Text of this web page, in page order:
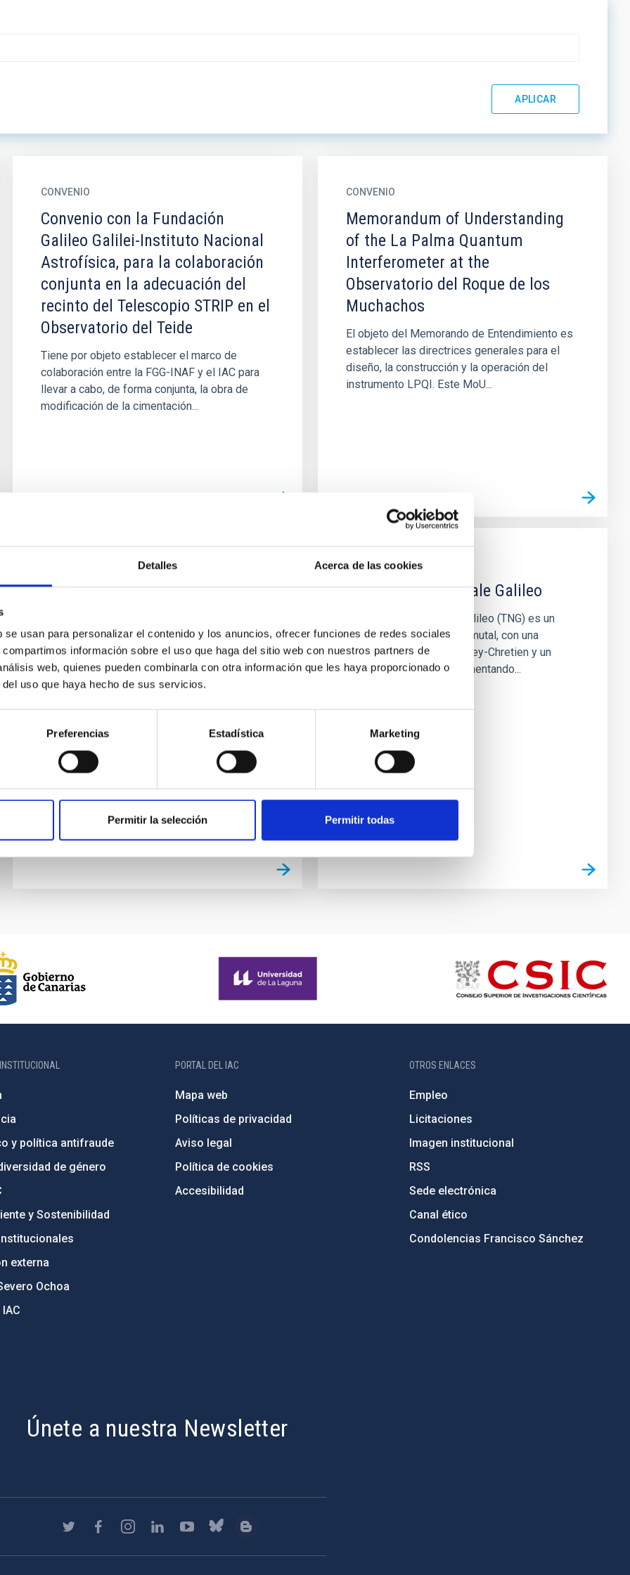
Detalles Acerca de las cookies
usan para personalizar el contenido y los anuncios, ofrecer funciones de redes sociales
información sobre el uso que haga del sitio web con nuestros partners de
web, quienes pueden combinarla con otra información que les haya proporcionado o
uso que haya hecho de sus servicios.
Preferencias Estadística Marketing
Permitir la selección Permitir todas
CONVENIO
Convenio con la Fundación
Galileo Galilei-Instituto Nacional
Astrofísica, para la colaboración
conjunta en la adecuación del
recinto del Telescopio STRIP en el
Observatorio del Teide
Tiene por objeto establecer el marco de
colaboración entre la FGG-INAF y el IAC para
llevar a cabo, de forma conjunta, la obra de
modificación de la cimentación...
CONVENIO
Memorandum of Understanding
of the La Palma Quantum
Interferometer at the
Observatorio del Roque de los
Muchachos
El objeto del Memorando de Entendimiento es
establecer las directrices generales para el
diseño, la construcción y la operación del
instrumento LPQI. Este MoU...
RRLyr and Cepheid stars 2022
The purpose of the series is to bring together
the specialists of stellar pulsations in the
classical instability strip (i.e., variables like δ
Scuti, SX Phe...
INSTALACIÓN
Telescopio Nazionale Galileo
El Telescopio Nacional Galileo (TNG) es un
telescopio de 3,6m altacimutal, con una
configuración óptica Ritchey-Chretien y un
espejo terciario plano alimentando...
y política antifraude
de género
y Sostenibilidad
externa
Ochoa
PORTAL DEL IAC
Mapa web
Políticas de privacidad
Aviso legal
Política de cookies
Accesibilidad
OTROS ENLACES
Empleo
Licitaciones
Imagen institucional
RSS
Sede electrónica
Canal ético
Condolencias Francisco Sánchez
Únete a nuestra Newsletter